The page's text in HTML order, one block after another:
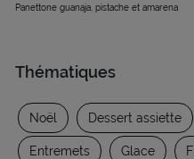
Panettone guanaja, pistache et amarena
Thématiques
Noël Dessert assiette
Entremets Glace